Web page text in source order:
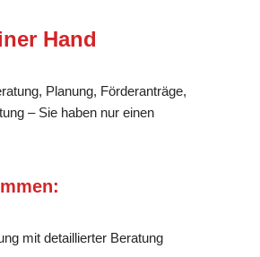
Hand
Planung, Förderanträge,
– Sie haben nur einen
mit detaillierter Beratung